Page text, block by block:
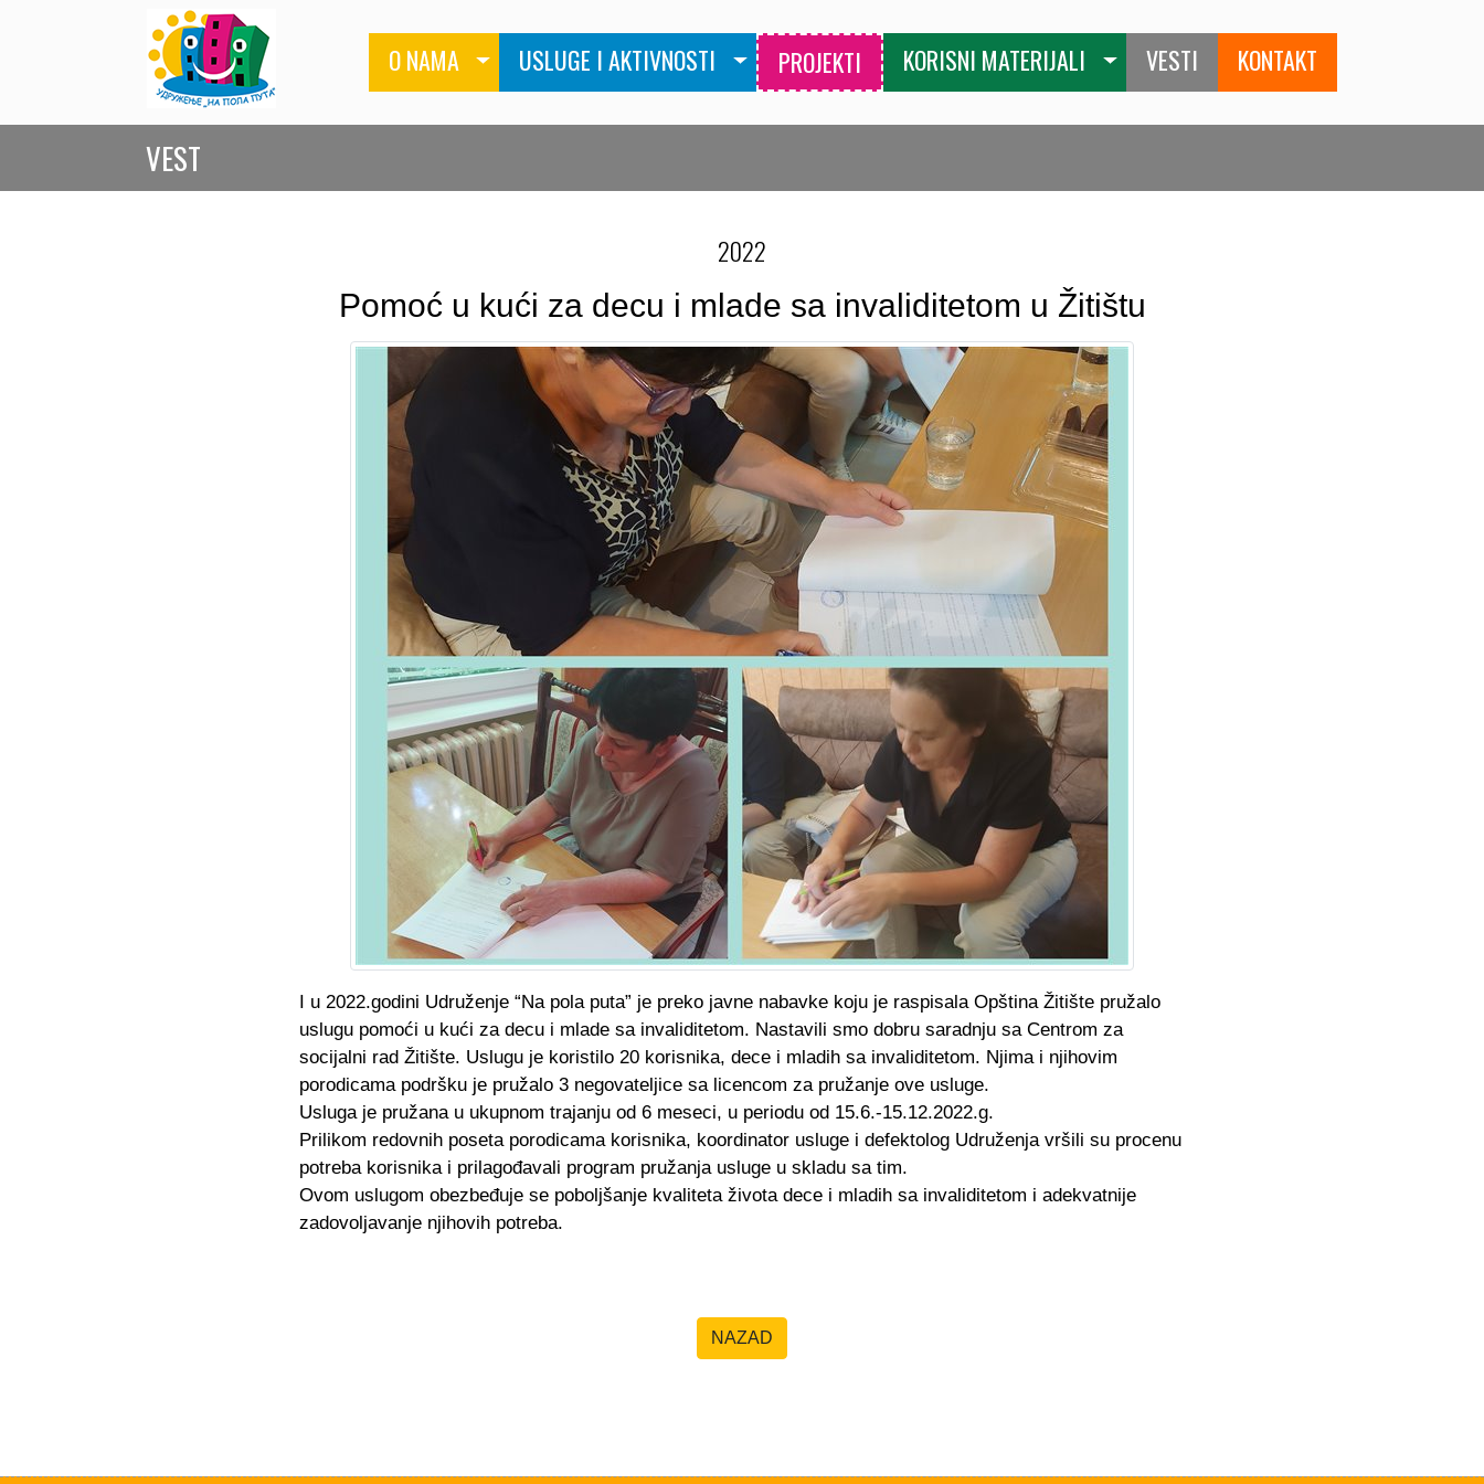
O NAMA USLUGE I AKTIVNOSTI PROJEKTI KORISNI MATERIJALI VESTI KONTAKT
VEST
2022
Pomoć u kući za decu i mlade sa invaliditetom u Žitištu
I u 2022.godini Udruženje “Na pola puta” je preko javne nabavke koju je raspisala Opština Žitište pružalo
uslugu pomoći u kući za decu i mlade sa invaliditetom. Nastavili smo dobru saradnju sa Centrom za
socijalni rad Žitište. Uslugu je koristilo 20 korisnika, dece i mladih sa invaliditetom. Njima i njihovim
porodicama podršku je pružalo 3 negovateljice sa licencom za pružanje ove usluge.
Usluga je pružana u ukupnom trajanju od 6 meseci, u periodu od 15.6.-15.12.2022.g.
Prilikom redovnih poseta porodicama korisnika, koordinator usluge i defektolog Udruženja vršili su procenu
potreba korisnika i prilagođavali program pružanja usluge u skladu sa tim.
Ovom uslugom obezbeđuje se poboljšanje kvaliteta života dece i mladih sa invaliditetom i adekvatnije
zadovoljavanje njihovih potreba.
NAZAD